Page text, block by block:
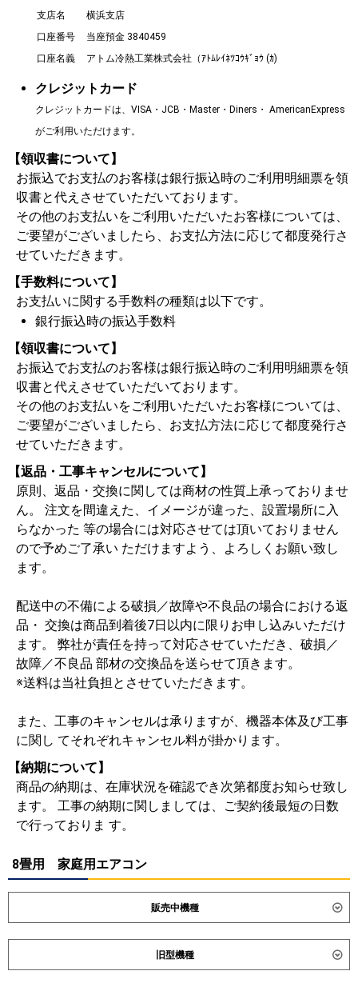
支店名
横浜支店
口座番号
当座預金 3840459
口座名義
アトム冷熱工業株式会社（ｱﾄﾑﾚｲﾈﾂｺｳｷﾞｮｳ (ｶ)
クレジットカード
クレジットカードは、VISA・JCB・Master・Diners・ AmericanExpress
がご利用いただけます。
【領収書について】
お振込でお支払のお客様は銀行振込時のご利用明細票を領
収書と代えさせていただいております。
その他のお支払いをご利用いただいたお客様については、
ご要望がございましたら、お支払方法に応じて都度発行さ
せていただきます。
【手数料について】
お支払いに関する手数料の種類は以下です。
銀行振込時の振込手数料
【領収書について】
お振込でお支払のお客様は銀行振込時のご利用明細票を領
収書と代えさせていただいております。
その他のお支払いをご利用いただいたお客様については、
ご要望がございましたら、お支払方法に応じて都度発行さ
せていただきます。
【返品・工事キャンセルについて】
原則、返品・交換に関しては商材の性質上承っておりませ
ん。 注文を間違えた、イメージが違った、設置場所に入
らなかった 等の場合には対応させては頂いておりません
ので予めご了承い ただけますよう、よろしくお願い致し
ます。
配送中の不備による破損／故障や不良品の場合における返
品・ 交換は商品到着後7日以内に限りお申し込みいただけ
ます。 弊社が責任を持って対応させていただき、破損／
故障／不良品 部材の交換品を送らせて頂きます。
※送料は当社負担とさせていただきます。
また、工事のキャンセルは承りますが、機器本体及び工事
に関し てそれぞれキャンセル料が掛かります。
【納期について】
商品の納期は、在庫状況を確認でき次第都度お知らせ致し
ます。 工事の納期に関しましては、ご契約後最短の日数
で行っておりま す。
8畳用 家庭用エアコン
販売中機種
ダイキン S256ATES S256ATCS
S256ATSS-K
旧型機種